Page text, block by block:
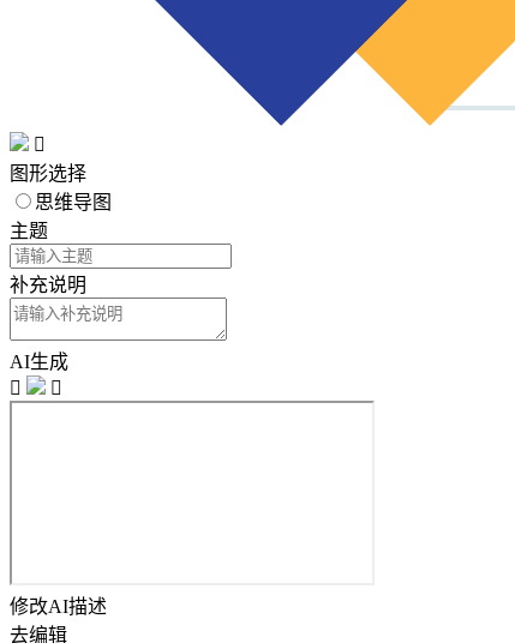

图形选择
思维导图
主题
补充说明
AI生成


修改AI描述
去编辑